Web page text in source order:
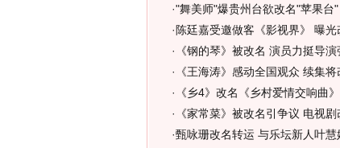
·"舞美师"爆贵州台欲改名"苹果台
· 陈廷嘉受邀做客《影视界》 曝
· 《钢的琴》被改名 演员力挺导
· 《王海涛》感动全国观众 续集
· 《乡4》改名《乡村爱情交响曲
· 《家常菜》被改名引争议 电视
·甄咏珊改名转运 与乐坛新人叶